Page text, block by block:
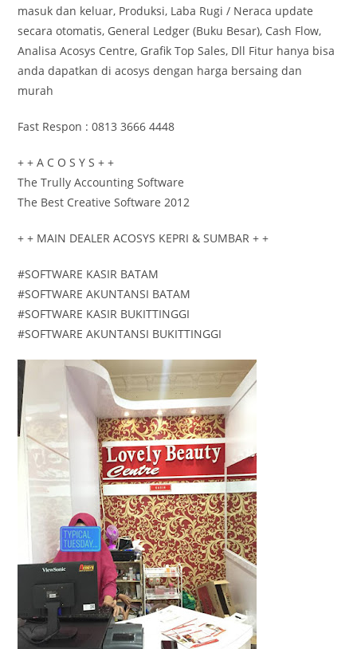
masuk dan keluar, Produksi, Laba Rugi / Neraca update
secara otomatis, General Ledger (Buku Besar), Cash Flow,
Analisa Acosys Centre, Grafik Top Sales, Dll Fitur hanya bisa
anda dapatkan di acosys dengan harga bersaing dan
murah
Fast Respon : 0813 3666 4448
+ + A C O S Y S + +
The Trully Accounting Software
The Best Creative Software 2012
+ + MAIN DEALER ACOSYS KEPRI & SUMBAR + +
#SOFTWARE KASIR BATAM
#SOFTWARE AKUNTANSI BATAM
#SOFTWARE KASIR BUKITTINGGI
#SOFTWARE AKUNTANSI BUKITTINGGI